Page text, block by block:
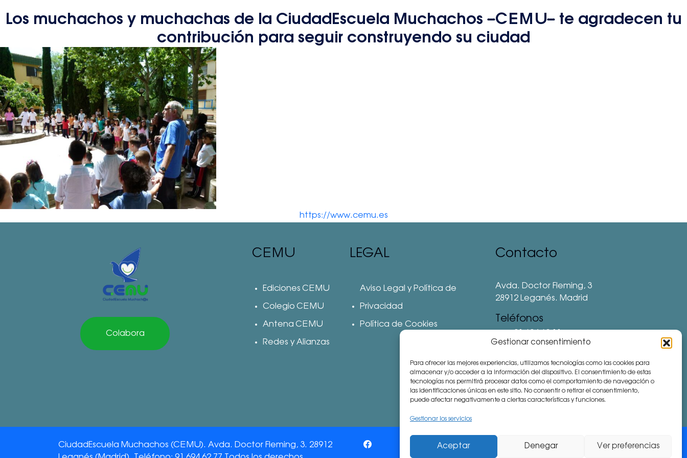
Gestionar consentimiento
Para ofrecer las mejores experiencias, utilizamos tecnologías como las cookies para
almacenar y/o acceder a la información del dispositivo. El consentimiento de estas
tecnologías nos permitirá procesar datos como el comportamiento de navegación o
las identificaciones únicas en este sitio. No consentir o retirar el consentimiento,
puede afectar negativamente a ciertas características y funciones.
Gestionar los servicios
Aceptar Denegar Ver preferencias
Los muchachos y muchachas de la CiudadEscuela Muchachos –CEMU– te agradecen tu
contribución para seguir construyendo su ciudad
https://www.cemu.es
Colabora
CEMU
Ediciones CEMU
Colegio CEMU
Antena CEMU
Redes y Alianzas
LEGAL
Aviso Legal y Política de
Privacidad
Política de Cookies
Contacto
Avda. Doctor Fleming, 3
28912 Leganés. Madrid
Teléfonos
⅛ 91 693 80 41 (Colegio)
communitymanager⅛cemu.es
CiudadEscuela Muchachos (CEMU). Avda. Doctor Fleming, 3. 28912